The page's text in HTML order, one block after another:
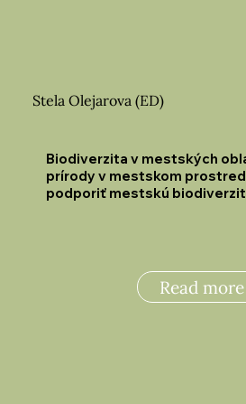
Biodiverzita v mestských
prírody v mestskom
podporiť mestskú
Stela Olejarova (ED)
Read more